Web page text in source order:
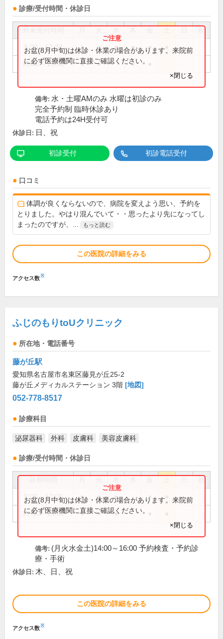
診療/受付時間・休診日
祝
9:00～12:30 ● ● ● ● ●
16:00～19:00 ● ● ●
お盆(8月中旬)は休診・休業の場合があります。来院前
に必ず医療機関に直接ご確認ください。
×閉じる
備考: 水・土曜AMのみ 水曜は初診のみ
完全予約制 臨時休診あり
電話予約は24H受付可
休診日: 日、祝
初診受付 初診電話受付
口コミ
体調が良くならないので、病院を変えよう思い、予約を
とりました。やはり混んでいて・・思ったより先になってし
まったのですが、...
もっと読む
この医院の詳細をみる
アクセス数※
ふじのもりtoUクリニック
所在地・電話番号
藤が丘駅
愛知県名古屋市名東区藤見が丘25-2
藤が丘メディカルステーション 3階 [地図]
052-778-8517
診療科目
泌尿器科 外科 皮膚科 美容皮膚科
診療/受付時間・休診日
祝
9:00～12:00 ● ● ● ●
16:00～19:00 ● ● ●
お盆(8月中旬)は休診・休業の場合があります。来院前
に必ず医療機関に直接ご確認ください。
×閉じる
備考: (月火水金土)14:00～16:00 予約検査・予約診
療・手術
休診日: 木、日、祝
この医院の詳細をみる
アクセス数※